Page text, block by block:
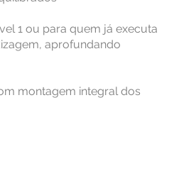
1 ou para quem já executa
aprofundando
montagem integral dos